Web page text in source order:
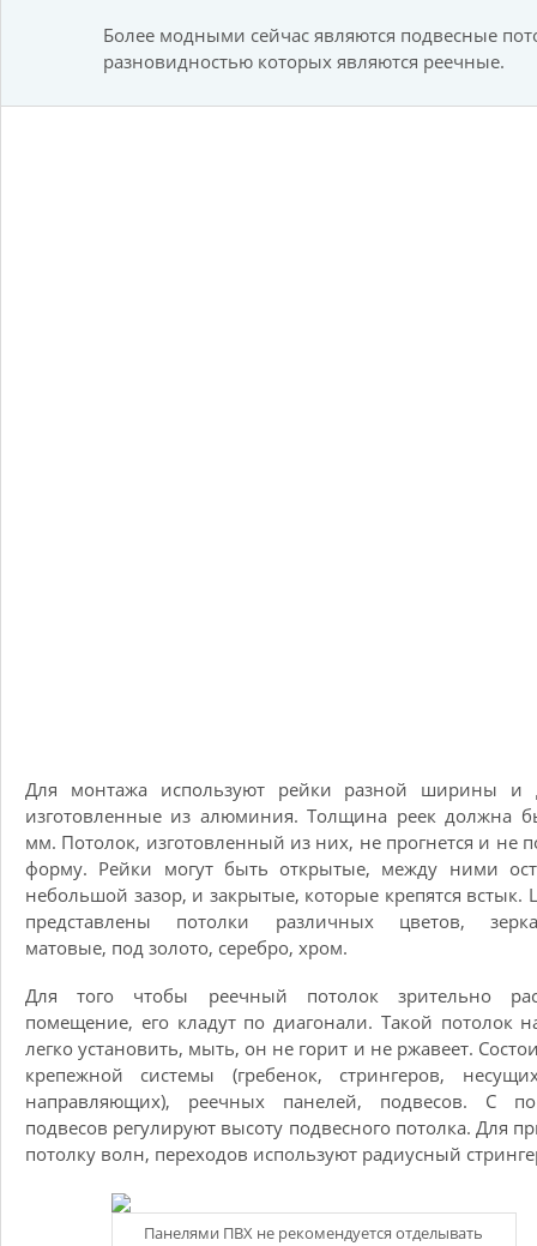
Более модными сейчас являются подвесные
разновидностью которых являются реечные.
Для монтажа используют рейки разной ширины и
изготовленные из алюминия. Толщина реек должна
мм. Потолок, изготовленный из них, не прогнется и не
форму. Рейки могут быть открытые, между ними
небольшой зазор, и закрытые, которые крепятся встык.
представлены потолки различных цветов,
матовые, под золото, серебро, хром.
Для того чтобы реечный потолок зрительно
помещение, его кладут по диагонали. Такой потолок
легко установить, мыть, он не горит и не ржавеет.
крепежной системы (гребенок, стрингеров,
направляющих), реечных панелей, подвесов. С
подвесов регулируют высоту подвесного потолка. Для
потолку волн, переходов используют радиусный
Панелями ПВХ не рекомендуется отделывать